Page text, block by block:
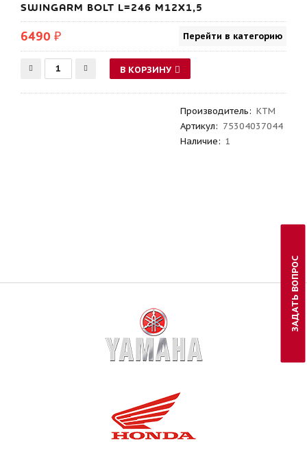
SWINGARM BOLT L=246 M12X1,5
6490 ₽ Перейти в категорию
В КОРЗИНУ
Производитель: KTM
Артикул: 75304037044
Наличие: 1
ЗАДАТЬ ВОПРОС